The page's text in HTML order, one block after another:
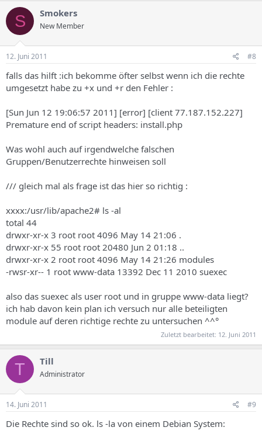
S Smokers
New Member
12. Juni 2011 #8
falls das hilft :ich bekomme öfter selbst wenn ich die rechte
umgesetzt habe zu +x und +r den Fehler :
[Sun Jun 12 19:06:57 2011] [error] [client 77.187.152.227]
Premature end of script headers: install.php
Was wohl auch auf irgendwelche falschen
Gruppen/Benutzerrechte hinweisen soll
/// gleich mal als frage ist das hier so richtig :
xxxx:/usr/lib/apache2# ls -al
total 44
drwxr-xr-x 3 root root 4096 May 14 21:06 .
drwxr-xr-x 55 root root 20480 Jun 2 01:18 ..
drwxr-xr-x 2 root root 4096 May 14 21:26 modules
-rwsr-xr-- 1 root www-data 13392 Dec 11 2010 suexec
also das suexec als user root und in gruppe www-data liegt?
ich hab davon kein plan ich versuch nur alle beteiligten
module auf deren richtige rechte zu untersuchen ^^°
Zuletzt bearbeitet: 12. Juni 2011
T Till
Administrator
14. Juni 2011 #9
Die Rechte sind so ok. ls -la von einem Debian System: